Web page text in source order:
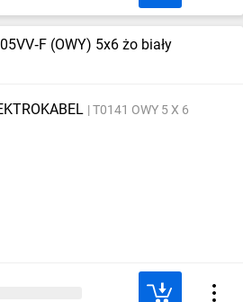
(OWY) 5x6 żo biały
T0141 OWY 5 X 6